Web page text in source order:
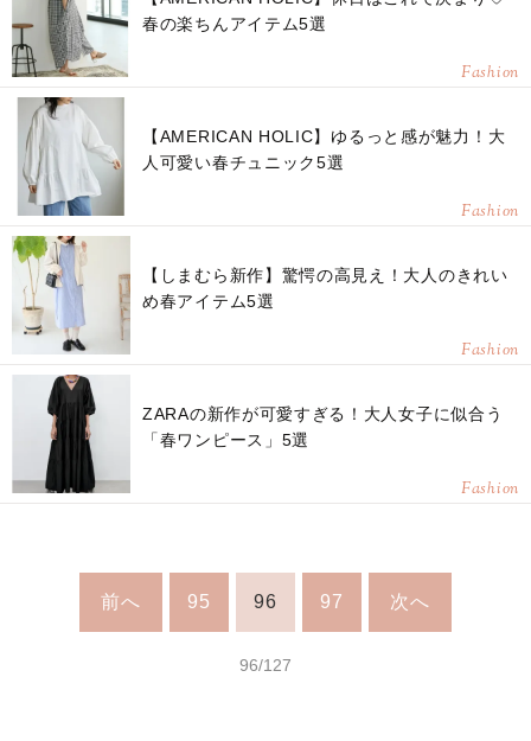
春の楽ちんアイテム5選
Fashion
【AMERICAN HOLIC】ゆるっと感が魅力！大
人可愛い春チュニック5選
Fashion
【しまむら新作】驚愕の高見え！大人のきれい
め春アイテム5選
Fashion
ZARAの新作が可愛すぎる！大人女子に似合う
「春ワンピース」5選
Fashion
前へ 95 96 97 次へ
96/127